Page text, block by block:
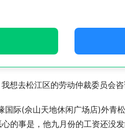
想去松江区的劳动仲裁委员会咨
国际(佘山天地休闲广场店)外青
的事是，他九月份的工资还没